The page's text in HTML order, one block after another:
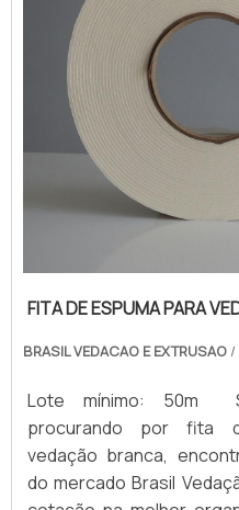
FITA DE ESPUMA PARA
BRASIL VEDACAO E EXTRUSAO /
Lote mínimo: 50m
procurando por fita
vedação branca,
do mercado Brasil